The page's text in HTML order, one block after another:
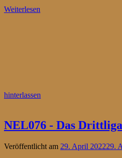
Weiterlesen
hinterlassen
NEL076 - Das
Veröffentlicht am 29. April 202229.